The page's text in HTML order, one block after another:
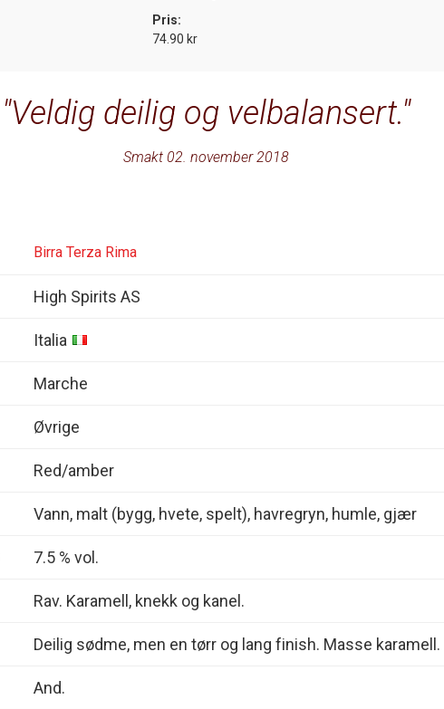
Pris:
74.90 kr
Veldig deilig og velbalansert.
Smakt 02. november 2018
Birra Terza Rima
High Spirits AS
Italia
Marche
Øvrige
Red/amber
Vann, malt (bygg, hvete, spelt), havregryn, humle, gjær
7.5 % vol.
Rav. Karamell, knekk og kanel.
Deilig sødme, men en tørr og lang finish. Masse karamell.
And.